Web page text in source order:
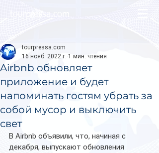
Airbnb обновляет
приложение и будет
напоминать гостям убрать за
собой мусор и выключить
свет
tourpressa.com
16 нояб. 2022 г. 1 мин. чтения
В Airbnb объявили, что, начиная с
декабря, выпускают обновления